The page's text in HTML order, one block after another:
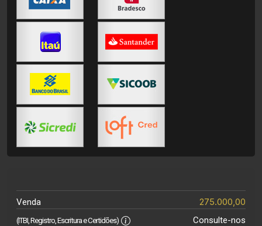
Venda 275.000,00
(ITBI, Registro, Escritura e Certidões) Consulte-nos